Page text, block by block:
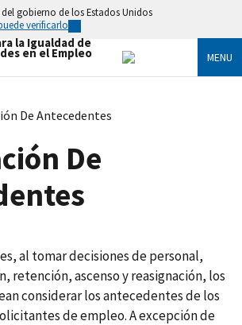
gobierno de los Estados Unidos
verificarlo
la Igualdad de
en el Empleo MENU
De Antecedentes
De
al tomar decisiones de personal,
retención, ascenso y reasignación, los
considerar los antecedentes de los
de empleo. A excepción de